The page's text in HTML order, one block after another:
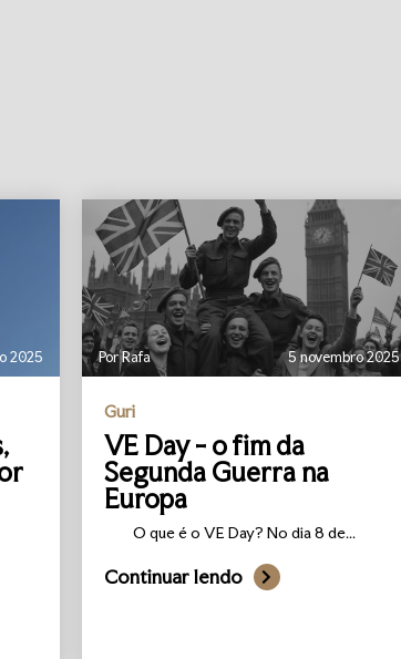
2025 Por Rafa 5 novembro 2025
Guri
VE Day - o fim da
Segunda Guerra na
Europa
O que é o VE Day? No dia 8 de...
Continuar lendo